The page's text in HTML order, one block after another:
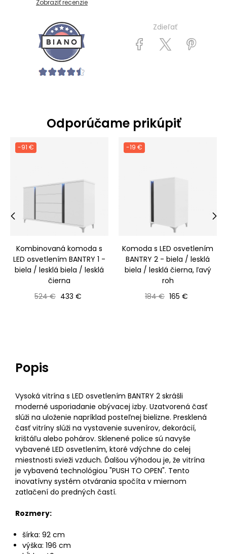
Zobraziť recenzie
Zdieľať
Odporúčame prikúpiť
-91 €
Kombinovaná komoda s
LED osvetlením BANTRY 1 -
biela / lesklá biela / lesklá
čierna
Bežná cena
524 € Cena
433 €
-19 €
Komoda s LED osvetlením
BANTRY 2 - biela / lesklá
biela / lesklá čierna, ľavý
roh
Bežná cena
184 € Cena
165 €
Popis
Vysoká vitrína s LED osvetlením BANTRY 2 skrášli
moderné usporiadanie obývacej izby. Uzatvorená časť
slúži na uloženie napríklad posteľnej bielizne. Presklená
časť vitríny slúži na vystavenie suvenírov, dekorácií,
krištáľu alebo pohárov. Sklenené police sú navyše
vybavené LED osvetlením, ktoré vdýchne do celej
miestnosti svieži vzduch. Ďalšou výhodou je, že vitrína
je vybavená technológiou "PUSH TO OPEN". Tento
inovatívny systém otvárania spočíta v miernom
zatlačení do predných častí.
Rozmery:
šírka: 92 cm
výška: 196 cm